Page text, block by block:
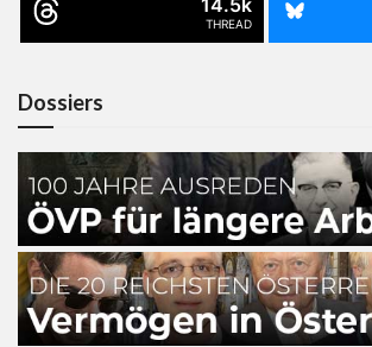
THREAD
Dossiers